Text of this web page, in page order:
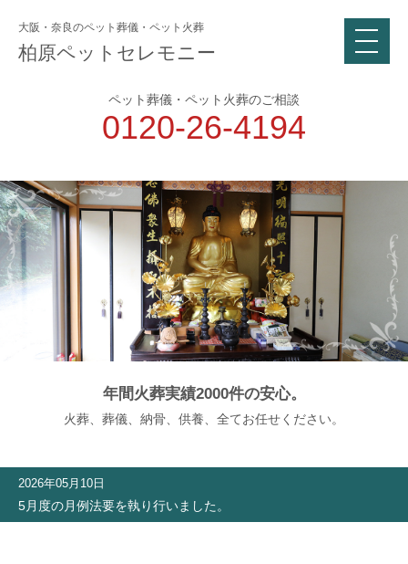
大阪・奈良のペット葬儀・ペット火葬
柏原ペットセレモニー
ペット葬儀・ペット火葬のご相談
0120-26-4194
年間火葬実績2000件の安心。
火葬、葬儀、納骨、供養、全てお任せください。
2026年05月10日
5月度の月例法要を執り行いました。